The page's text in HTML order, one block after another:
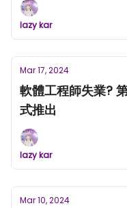
lazy kar
Mar 17, 2024
軟體工程師失業?
式推出
lazy kar
Mar 10, 2024